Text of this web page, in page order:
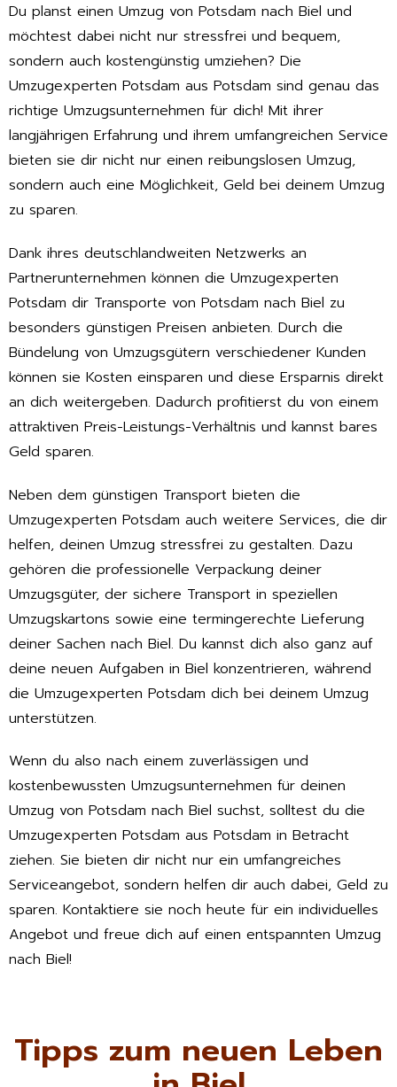
Du planst einen Umzug von Potsdam nach Biel und
möchtest dabei nicht nur stressfrei und bequem,
sondern auch kostengünstig umziehen? Die
Umzugexperten Potsdam aus Potsdam sind genau das
richtige Umzugsunternehmen für dich! Mit ihrer
langjährigen Erfahrung und ihrem umfangreichen Service
bieten sie dir nicht nur einen reibungslosen Umzug,
sondern auch eine Möglichkeit, Geld bei deinem Umzug
zu sparen.
Dank ihres deutschlandweiten Netzwerks an
Partnerunternehmen können die Umzugexperten
Potsdam dir Transporte von Potsdam nach Biel zu
besonders günstigen Preisen anbieten. Durch die
Bündelung von Umzugsgütern verschiedener Kunden
können sie Kosten einsparen und diese Ersparnis direkt
an dich weitergeben. Dadurch profitierst du von einem
attraktiven Preis-Leistungs-Verhältnis und kannst bares
Geld sparen.
Neben dem günstigen Transport bieten die
Umzugexperten Potsdam auch weitere Services, die dir
helfen, deinen Umzug stressfrei zu gestalten. Dazu
gehören die professionelle Verpackung deiner
Umzugsgüter, der sichere Transport in speziellen
Umzugskartons sowie eine termingerechte Lieferung
deiner Sachen nach Biel. Du kannst dich also ganz auf
deine neuen Aufgaben in Biel konzentrieren, während
die Umzugexperten Potsdam dich bei deinem Umzug
unterstützen.
Wenn du also nach einem zuverlässigen und
kostenbewussten Umzugsunternehmen für deinen
Umzug von Potsdam nach Biel suchst, solltest du die
Umzugexperten Potsdam aus Potsdam in Betracht
ziehen. Sie bieten dir nicht nur ein umfangreiches
Serviceangebot, sondern helfen dir auch dabei, Geld zu
sparen. Kontaktiere sie noch heute für ein individuelles
Angebot und freue dich auf einen entspannten Umzug
nach Biel!
Tipps zum neuen Leben